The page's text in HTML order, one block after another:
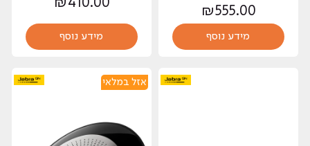
₪555.00
מידע נוסף
₪ 410.00
מידע נוסף
אזל במלאי